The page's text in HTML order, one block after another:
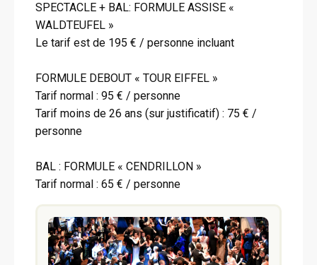
SPECTACLE + BAL: FORMULE ASSISE «
WALDTEUFEL »
Le tarif est de 195 € / personne incluant
FORMULE DEBOUT « TOUR EIFFEL »
Tarif normal : 95 € / personne
Tarif moins de 26 ans (sur justificatif) : 75 € /
personne
BAL : FORMULE « CENDRILLON »
Tarif normal : 65 € / personne